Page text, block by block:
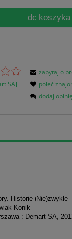
do koszyka
SA]
zapytaj o
poleć
dodaj opinię
Historie (Nie)zwykłe
Konik
: Demart SA,